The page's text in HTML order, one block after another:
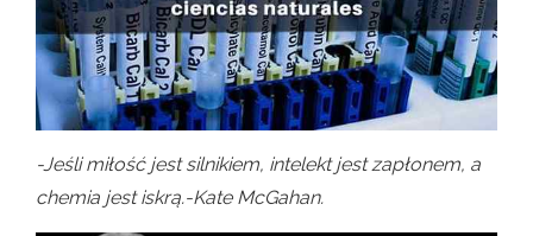
-Jeśli miłość jest silnikiem, intelekt jest zapłonem, a
chemia jest iskrą.-Kate McGahan.